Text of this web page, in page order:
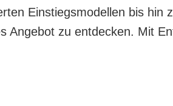
Einstiegsmodellen bis
Angebot zu entdecken. Mit